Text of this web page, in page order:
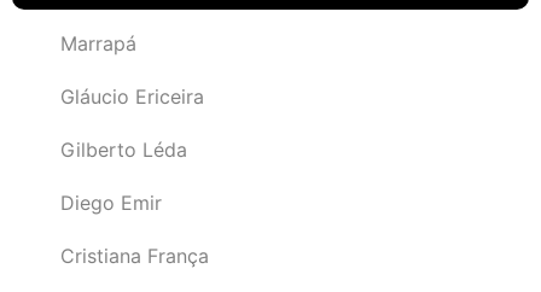
Marrapá
Gláucio Ericeira
Gilberto Léda
Diego Emir
Cristiana França